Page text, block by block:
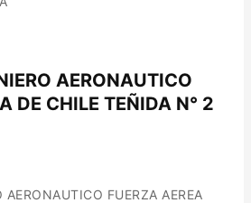
AERONAUTICO
DE CHILE TEÑIDA N° 2
FUERZA AEREA